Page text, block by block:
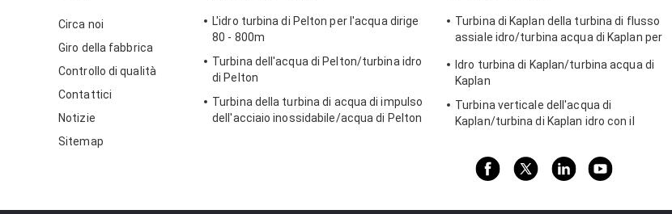
Circa noi
Giro della fabbrica
Controllo di qualità
Contattici
Notizie
Sitemap
L'idro turbina di Pelton per l'acqua dirige
80 - 800m
Turbina dell'acqua di Pelton/turbina idro
di Pelton
Turbina della turbina di acqua di impulso
dell'acciaio inossidabile/acqua di Pelton
Turbina di Kaplan della turbina di flusso
assiale idro/turbina acqua di Kaplan per
idropotenza di 70m - di 2m
Idro turbina di Kaplan/turbina acqua di
Kaplan
Turbina verticale dell'acqua di
Kaplan/turbina di Kaplan idro con il